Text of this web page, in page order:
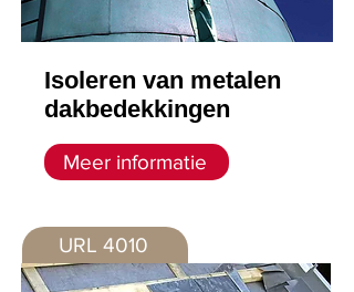
Isoleren van metalen
dakbedekkingen
Meer informatie
URL 4010